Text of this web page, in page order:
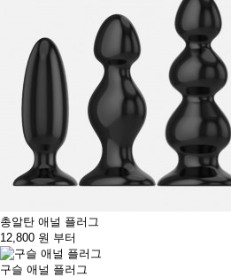
총알탄 애널 플러그
12,800 원 부터
구슬 애널 플러그